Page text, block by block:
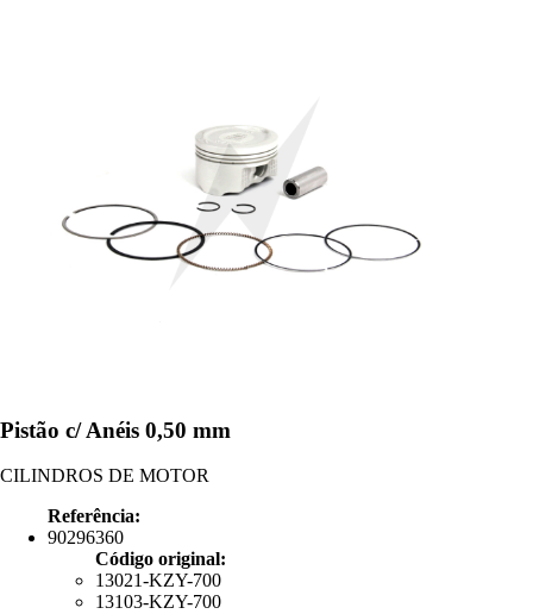
Pistão c/ Anéis 0,50 mm
CILINDROS DE MOTOR
Referência:
90296360
Código original:
13021-KZY-700
13103-KZY-700